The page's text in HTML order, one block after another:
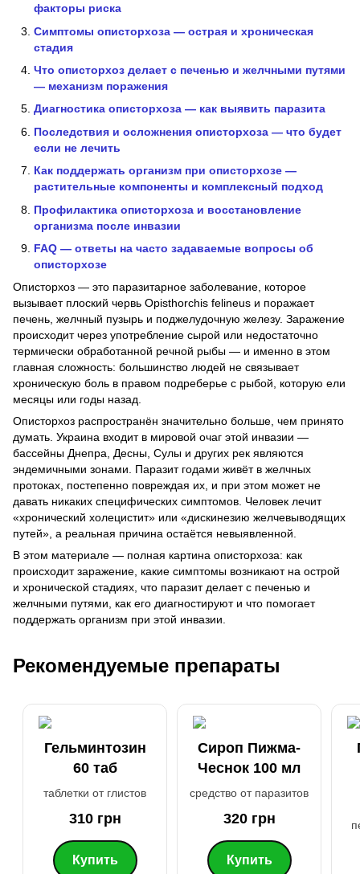
факторы риска
Симптомы описторхоза — острая и хроническая
стадия
Что описторхоз делает с печенью и желчными путями
— механизм поражения
Диагностика описторхоза — как выявить паразита
Последствия и осложнения описторхоза — что будет
если не лечить
Как поддержать организм при описторхозе —
растительные компоненты и комплексный подход
Профилактика описторхоза и восстановление
организма после инвазии
FAQ — ответы на часто задаваемые вопросы об
описторхозе
Описторхоз — это паразитарное заболевание, которое
вызывает плоский червь Opisthorchis felineus и поражает
печень, желчный пузырь и поджелудочную железу. Заражение
происходит через употребление сырой или недостаточно
термически обработанной речной рыбы — и именно в этом
главная сложность: большинство людей не связывает
хроническую боль в правом подреберье с рыбой, которую ели
месяцы или годы назад.
Описторхоз распространён значительно больше, чем принято
думать. Украина входит в мировой очаг этой инвазии —
бассейны Днепра, Десны, Сулы и других рек являются
эндемичными зонами. Паразит годами живёт в желчных
протоках, постепенно повреждая их, и при этом может не
давать никаких специфических симптомов. Человек лечит
«хронический холецистит» или «дискинезию желчевыводящих
путей», а реальная причина остаётся невыявленной.
В этом материале — полная картина описторхоза: как
происходит заражение, какие симптомы возникают на острой
и хронической стадиях, что паразит делает с печенью и
желчными путями, как его диагностируют и что помогает
поддержать организм при этой инвазии.
Рекомендуемые препараты
Гельминтозин
60 таб
таблетки от глистов
310 грн
Купить
Сироп Пижма-
Чеснок 100 мл
средство от паразитов
320 грн
Купить